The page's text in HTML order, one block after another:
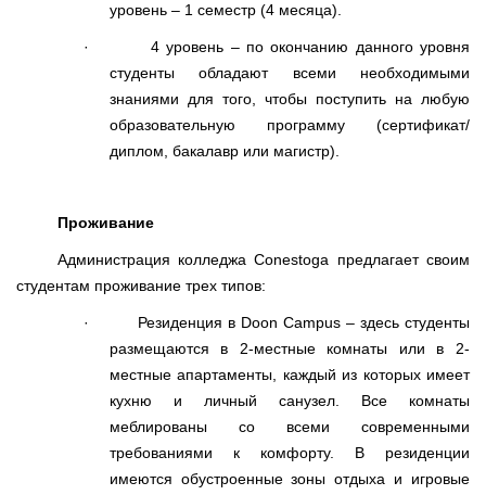
уровень – 1 семестр (4 месяца).
·
4 уровень – по окончанию данного уровня
студенты обладают всеми необходимыми
знаниями для того, чтобы поступить на любую
образовательную программу (сертификат/
диплом, бакалавр или магистр).
Проживание
Администрация колледжаConestoga предлагает своим
студентам проживание трех типов:
· Резиденция в Doon Campus– здесь студенты
размещаются в 2-местные комнаты или в 2-
местные апартаменты, каждый из которых имеет
кухню и личный санузел. Все комнаты
меблированы со всеми современными
требованиями к комфорту. В резиденции
имеются обустроенные зоны отдыха и игровые